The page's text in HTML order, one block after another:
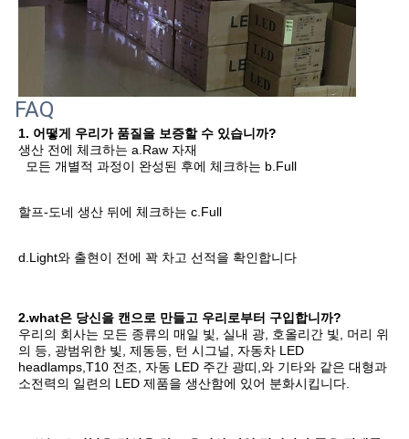
FAQ
1. 어떻게 우리가 품질을 보증할 수 있습니까?
생산 전에 체크하는 a.Raw 자재
모든 개별적 과정이 완성된 후에 체크하는 b.Full
할프-도네 생산 뒤에 체크하는 c.Full
d.Light와 출현이 전에 꽉 차고 선적을 확인합니다
2.what은 당신을 캔으로 만들고 우리로부터 구입합니까?
우리의 회사는 모든 종류의 매일 빛, 실내 광, 호올리간 빛, 머리 위
의 등, 광범위한 빛, 제동등, 턴 시그널, 자동차 LED
headlamps,T10 전조, 자동 LED 주간 광띠,와 기타와 같은 대형과
소전력의 일련의 LED 제품을 생산함에 있어 분화시킵니다.